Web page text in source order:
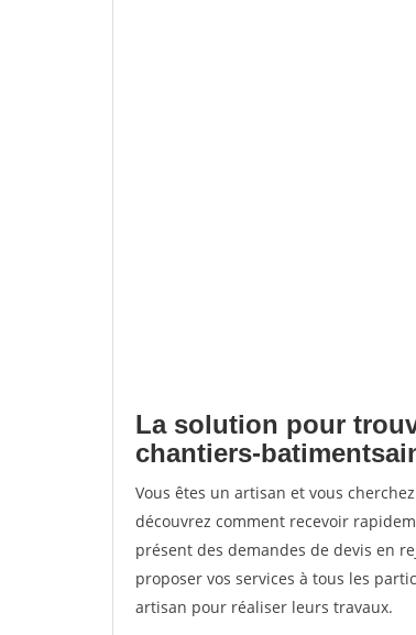
La solution pour
chantiers-
Vous êtes un artisan et vous
découvrez comment recevoir
présent des demandes de devis en
proposer vos services à tous les
artisan pour réaliser leurs travaux.